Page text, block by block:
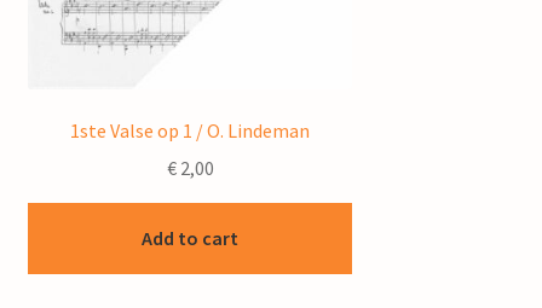
1ste Valse op 1 / O. Lindeman
€2,00
Add to cart